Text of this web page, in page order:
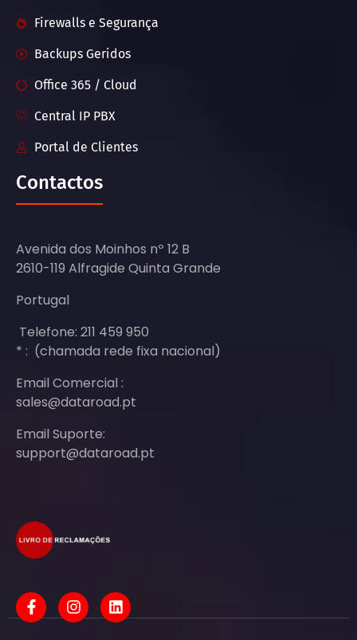
Firewalls e Segurança
Backups Geridos
Office 365 / Cloud
Central IP PBX
Portal de Clientes
Contactos
Avenida dos Moinhos nº 12 B
2610-119 Alfragide Quinta Grande
Portugal
Telefone: 211 459 950
* : (chamada rede fixa nacional)
Email Comercial :
sales@dataroad.pt
Email Suporte:
support@dataroad.pt